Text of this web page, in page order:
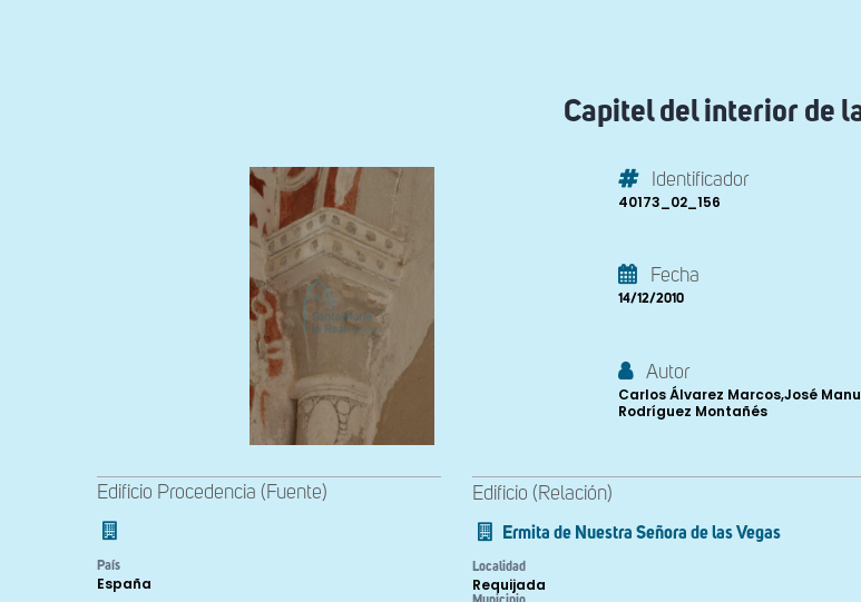
Capitel del interior de
Identificador
40173_02_156
Fecha
14/12/2010
Autor
Carlos Álvarez Marcos,José
Rodríguez Montañés
Edificio Procedencia (Fuente)
País
España
Edificio (Relación)
Ermita de Nuestra Señora de las Vegas
Localidad
Requijada